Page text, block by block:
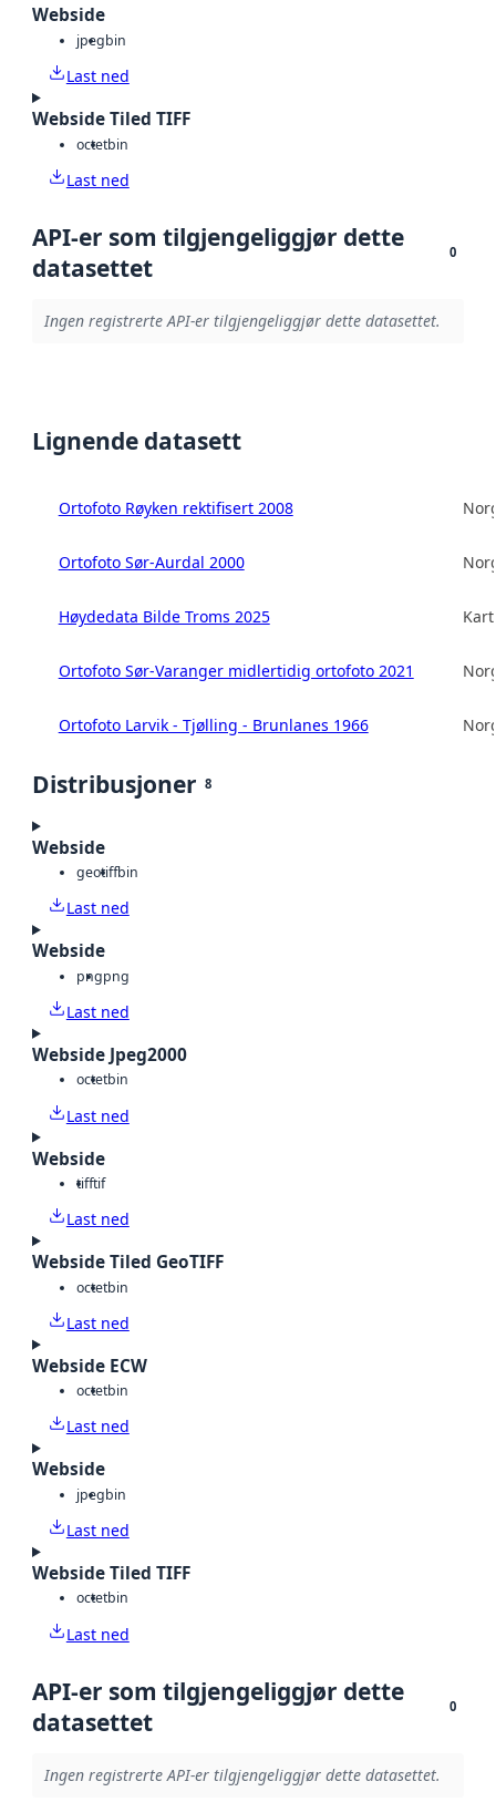
Webside
jpegbin
Last ned
Webside Tiled TIFF
octetbin
Last ned
API-er som tilgjengeliggjør dette
datasettet
0
Ingen registrerte API-er tilgjengeliggjør dette datasettet.
Lignende datasett
Ortofoto Røyken rektifisert 2008
Ortofoto Sør-Aurdal 2000
Høydedata Bilde Troms 2025
Ortofoto Sør-Varanger midlertidig ortofoto 2021
Ortofoto Larvik - Tjølling - Brunlanes 1966
Distribusjoner 8
Webside
geotiffbin
Last ned
Webside
pngpng
Last ned
Webside Jpeg2000
octetbin
Last ned
Webside
tifftif
Last ned
Webside Tiled GeoTIFF
octetbin
Last ned
Webside ECW
octetbin
Last ned
Webside
jpegbin
Last ned
Webside Tiled TIFF
octetbin
Last ned
API-er som tilgjengeliggjør dette
datasettet
0
Ingen registrerte API-er tilgjengeliggjør dette datasettet.